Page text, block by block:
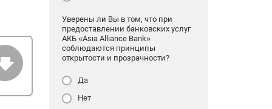
Уверены ли Вы в том, что при
предоставлении банковских услуг
АКБ «Asia Alliance Bank»
соблюдаются принципы
открытости и прозрачности?
Да
Нет